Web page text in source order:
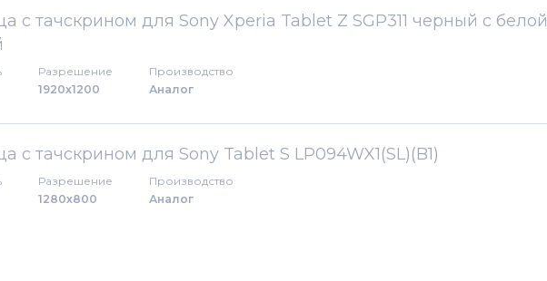
с тачскрином для Sony Xperia Tablet Z SGP311 черный с белой
Разрешение
1920x1200
Производство
Аналог
с тачскрином для Sony Tablet S LP094WX1(SL)(B1)
Разрешение
1280x800
Производство
Аналог